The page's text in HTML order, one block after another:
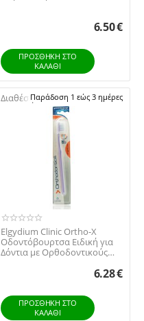
6.50€
ΠΡΟΣΘΉΚΗ ΣΤΟ
ΚΑΛΆΘΙ
Διαθέσιμο:Παράδοση 1 εώς 3 ημέρες
Elgydium Clinic Ortho-X
Οδοντόβουρτσα Ειδική για
Δόντια με Ορθοδοντικούς
6.28€
ΠΡΟΣΘΉΚΗ ΣΤΟ
ΚΑΛΆΘΙ